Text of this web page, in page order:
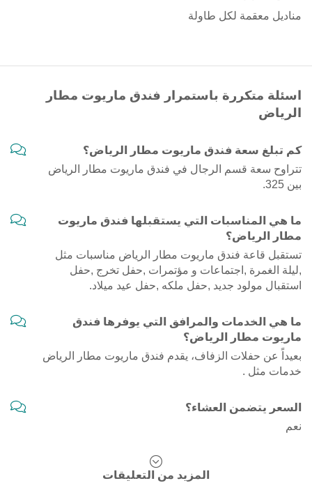
مناديل معقمة لكل طاولة
اسئلة متكررة باستمرار فندق ماريوت مطار
الرياض
كم تبلغ سعة فندق ماريوت مطار الرياض؟
تتراوح سعة قسم الرجال في فندق ماريوت مطار الرياض
بين 325.
ما هي المناسبات التي يستقبلها فندق ماريوت
مطار الرياض؟
تستقبل قاعة فندق ماريوت مطار الرياض مناسبات مثل
,ليلة الغمرة ,اجتماعات و مؤتمرات ,حفل تخرج ,حفل
استقبال مولود جديد ,حفل ملكه ,حفل عيد ميلاد.
ما هي الخدمات والمرافق التي يوفرها فندق
ماريوت مطار الرياض؟
بعيداً عن حفلات الزفاف، يقدم فندق ماريوت مطار الرياض
خدمات مثل .
السعر يتضمن العشاء؟
نعم
المزيد من التعليقات